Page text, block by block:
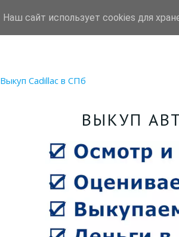
Срочный выкуп
Выкуп Cadillac в СПб
ВЫКУП
Наш сайт использует cookies для